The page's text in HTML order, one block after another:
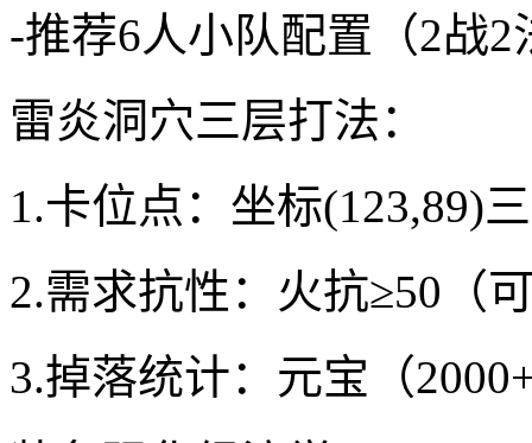
-推荐6人小队配置（2战2
雷炎洞穴三层打法：
1.卡位点：坐标(123,89)
2.需求抗性：火抗≥50（
3.掉落统计：元宝（